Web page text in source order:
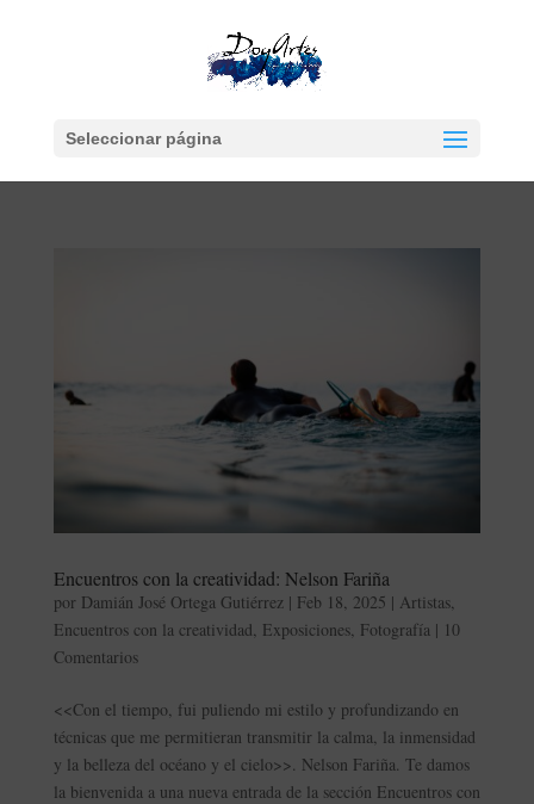
Seleccionar página
Encuentros con la creatividad: Nelson Fariña
por Damián José Ortega Gutiérrez| Feb 18, 2025 | Artistas,
Encuentros con la creatividad, Exposiciones, Fotografía| 10
Comentarios
<<Con el tiempo, fui puliendo mi estilo y profundizando en
técnicas que me permitieran transmitir la calma, la inmensidad
y la belleza del océano y el cielo>>. Nelson Fariña. Te damos
la bienvenida a una nueva entrada de la sección Encuentros con